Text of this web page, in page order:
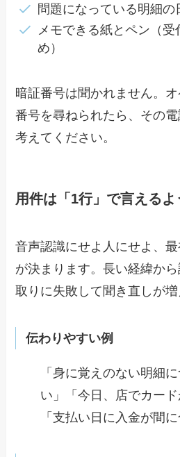
問題になっている明細
メモできる紙とペン（受
め）
暗証番号は聞かれません。
番号を尋ねられたら、その
考えてください。
用件は「1行」で言えるよ
音声認識にせよ人にせよ、
が決まります。長い経緯か
取りに失敗して聞き直しが増
伝わりやすい例
「身に覚えのない明細
い」「今日、店でカード
「支払い日に入金が間